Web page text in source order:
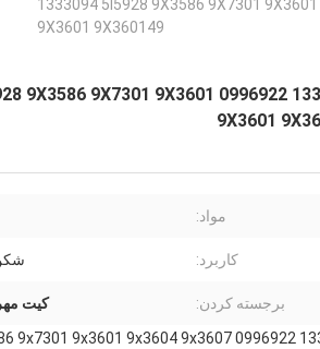
1333094 5I5928 9X3586 9X7301 9X3601
9X3601 9X360149
9X3586 9X7301 9X3601
9X3601
مواد:
کاربرد:
برجسته کردن: کیت
9x7301 9x3601 9x3604 9x3607